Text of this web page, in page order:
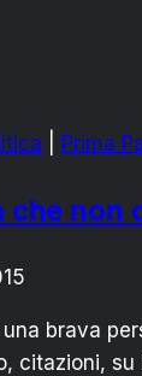
Prima
non
brava